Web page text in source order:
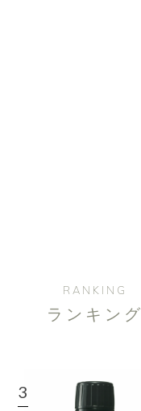
RANKING
ランキング